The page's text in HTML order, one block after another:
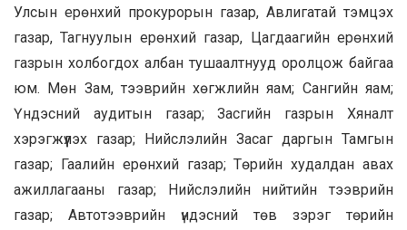
Улсын ерөнхий прокурорын газар, Авлигатай тэмцэх
газар, Тагнуулын ерөнхий газар, Цагдаагийн ерөнхий
газрын холбогдох албан тушаалтнууд оролцож байгаа
юм. Мөн Зам, тээврийн хөгжлийн яам; Сангийн яам;
Үндэсний аудитын газар; Засгийн газрын Хяналт
хэрэгжүүлэх газар; Нийслэлийн Засаг даргын Тамгын
газар; Гаалийн ерөнхий газар; Төрийн худалдан авах
ажиллагааны газар; Нийслэлийн нийтийн тээврийн
газар; Автотээврийн үндэсний төв зэрэг төрийн